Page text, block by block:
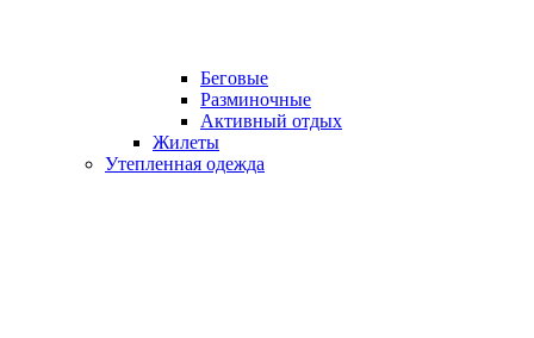
Беговые
Разминочные
Активный отдых
Жилеты
Утепленная одежда